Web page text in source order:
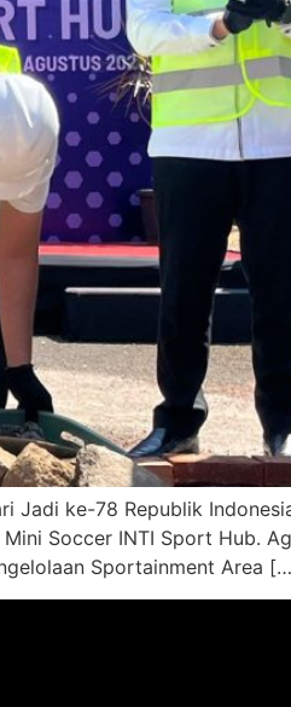
Jadi ke-78 Republik
Soccer INTI Sport Hub.
Sportainment Area